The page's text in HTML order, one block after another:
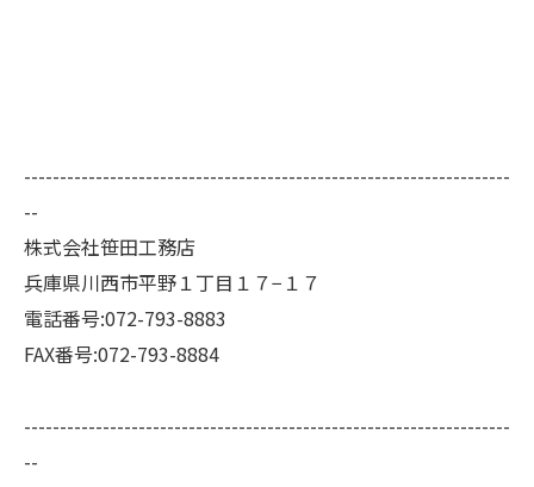
--------------------------------------------------------------------
--
株式会社笹田工務店
兵庫県川西市平野１丁目１７−１７
電話番号:072-793-8883
FAX番号:072-793-8884
--------------------------------------------------------------------
--